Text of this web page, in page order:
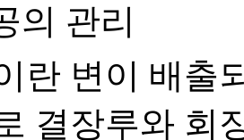
의 관리
란 변이 배출
결장루와 회